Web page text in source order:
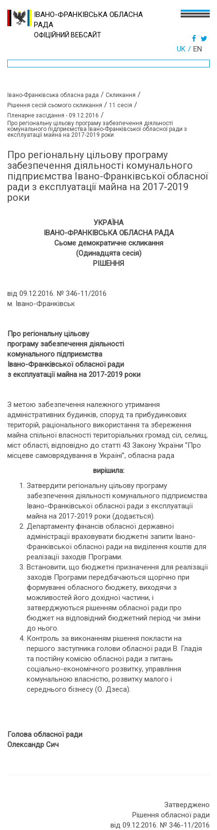
ІВАНО-ФРАНКІВСЬКА ОБЛАСНА
РАДА
ОФІЦІЙНИЙ ВЕБСАЙТ
UK EN
Івано-Франківська обласна рада / Скликання /
Рішення сесій сьомого скликання / 11 сесія /
Пленарне засідання - 09.12.2016 /
Про регіональну цільову програму забезпечення діяльності
комунального підприємства Івано-Франківської обласної ради з
експлуатації майна на 2017-2019 роки
Про регіональну цільову програму
забезпечення діяльності комунального
підприємства Івано-Франківської обласної
ради з експлуатації майна на 2017-2019
роки
УКPАЇНА
ІВАНО-ФРАНКІВСЬКА ОБЛАСНА РАДА
Сьоме демократичне скликання
(Одинадцята сесія)
РІШЕННЯ
від 09.12.2016. № 346-11/2016
м. Івано-Франківськ
Про регіональну цільову
програму забезпечення діяльності
комунального підприємства
Івано-Франківської обласної ради
з експлуатації майна на 2017-2019 роки
З метою забезпечення належного утримання
адміністративних будинків, споруд та прибудинкових
територій, раціонального використання та збереження
майна спільної власності територіальних громад сіл, селищ,
міст області, відповідно до статті 43 Закону України “Про
місцеве самоврядування в Україні”, обласна рада
вирішила:
Затвердити регіональну цільову програму
забезпечення діяльності комунального підприємства
Івано-Франківської обласної ради з експлуатації
майна на 2017-2019 роки (додається).
Департаменту фінансів обласної державної
адміністрації враховувати бюджетні запити Івано-
Франківської обласної ради на виділення коштів для
реалізації заходів Програми.
Встановити, що бюджетні призначення для реалізації
заходів Програми передбачаються щорічно при
формуванні обласного бюджету, виходячи з
можливостей його дохідної частини, і
затверджуються рішенням обласної ради про
бюджет на відповідний бюджетний період чи зміни
до нього.
Контроль за виконанням рішення покласти на
першого заступника голови обласної ради В. Гладія
та постійну комісію обласної ради з питань
соціально-економічного розвитку, управління
комунальною власністю, розвитку малого і
середнього бізнесу (О. Дзеса).
Голова обласної ради
Олександр Сич
Затверджено
Рішення обласної ради
від 09.12.2016. № 346-11/2016